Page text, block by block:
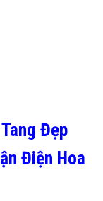
Đẹp
Điện Hoa